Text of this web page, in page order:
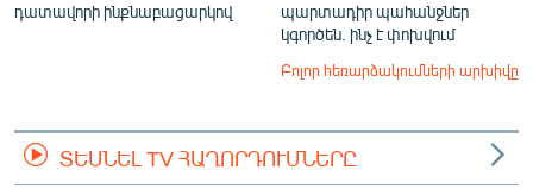
դատավորի ինքնաբացարկով
պարտադիր պահանջներ
կգործեն. ինչ է փոխվում
Բոլոր հեռարձակումների արխիվը
ՏԵՍՆԵԼ TV ՀԱՂՈՐԴՈՒՄՆԵՐԸ